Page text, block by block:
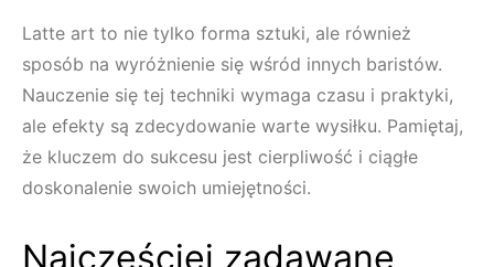
Latte art to nie tylko forma sztuki, ale również
sposób na wyróżnienie się wśród innych baristów.
Nauczenie się tej techniki wymaga czasu i praktyki,
ale efekty są zdecydowanie warte wysiłku. Pamiętaj,
że kluczem do sukcesu jest cierpliwość i ciągłe
doskonalenie swoich umiejętności.
Najczęściej zadawane